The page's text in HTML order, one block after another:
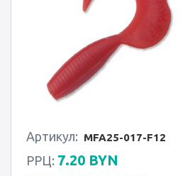
Артикул: MFA25-017-F12
РРЦ: 7.20 BYN